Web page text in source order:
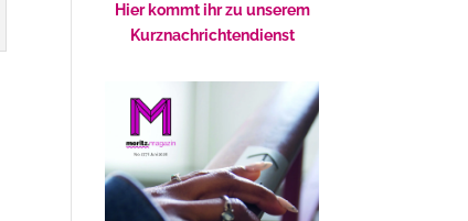
Hier kommt ihr zu unserem
Kurznachrichtendienst